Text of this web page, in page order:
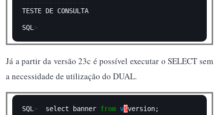
-----------------
TESTE DE CONSULTA
SQL>
Já a partir da versão 23c é possível executar o SELECT sem
a necessidade de utilização do DUAL.
SQL >
  select banner
from v$version;